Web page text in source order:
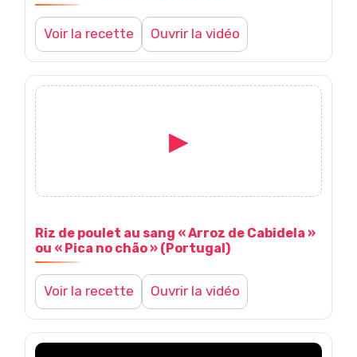
c
e
:
B
ò
i
r
a
e
c
e
Voir la recette Ouvrir la vidéo
o
i
r
l
▶
Riz de poulet au sang « Arroz de Cabidela »
ou « Pica no chão » (Portugal)
Voir la recette Ouvrir la vidéo